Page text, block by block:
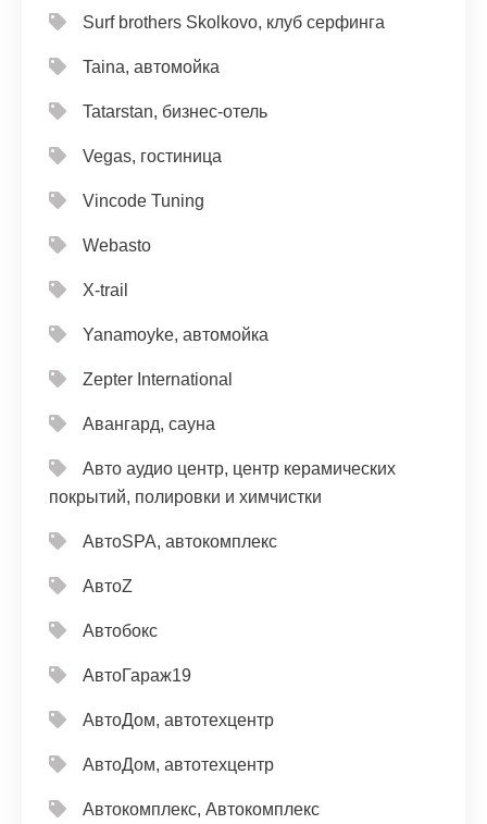
Surf brothers Skolkovo, клуб серфинга
Taina, автомойка
Tatarstan, бизнес-отель
Vegas, гостиница
Vincode Tuning
Webasto
X-trail
Yanamoyke, автомойка
Zepter International
Авангард, сауна
Авто аудио центр, центр керамических
покрытий, полировки и химчистки
АвтоSPA, автокомплекс
АвтоZ
Автобокс
АвтоГараж19
АвтоДом, автотехцентр
АвтоДом, автотехцентр
Автокомплекс, Автокомплекс